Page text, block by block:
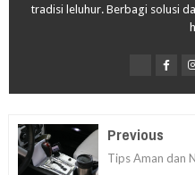
tradisi leluhur. Berbagi solusi
Previous
Tips Aman dan